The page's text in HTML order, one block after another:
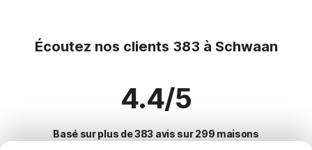
Écoutez nos clients 383 à Schwaan
4.4/5
Basé sur plus de 383 avis sur 299 maisons